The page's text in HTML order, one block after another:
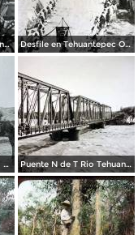
Monumento a Dona Juana Romero. Desfile en Tehuantepec Oaxaca.
Familia en carreta por el Fotógrafo Fox & Carmichael. Puente N de T Rio Tehuantepec.